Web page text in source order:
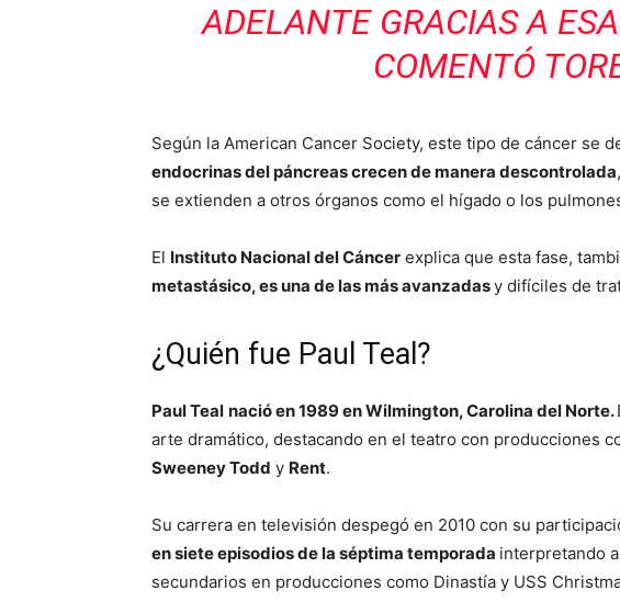
ADELANTE GRACIAS A
COMENTÓ
Según la American Cancer Society, este tipo de cáncer se
endocrinas del páncreas crecen de manera descontrolada
se extienden a otros órganos como el hígado o los
El Instituto Nacional del Cáncer explica que esta fase,
metastásico, es una de las más avanzadasy difíciles de
¿Quién fue Paul Teal?
Paul Teal nació en 1989 en Wilmington, Carolina del Norte.
arte dramático, destacando en el teatro con producciones
Sweeney Todd y Rent.
Su carrera en televisión despegó en 2010 con su
en siete episodios de la séptima temporada interpretando
secundarios en producciones como Dinastía y USS